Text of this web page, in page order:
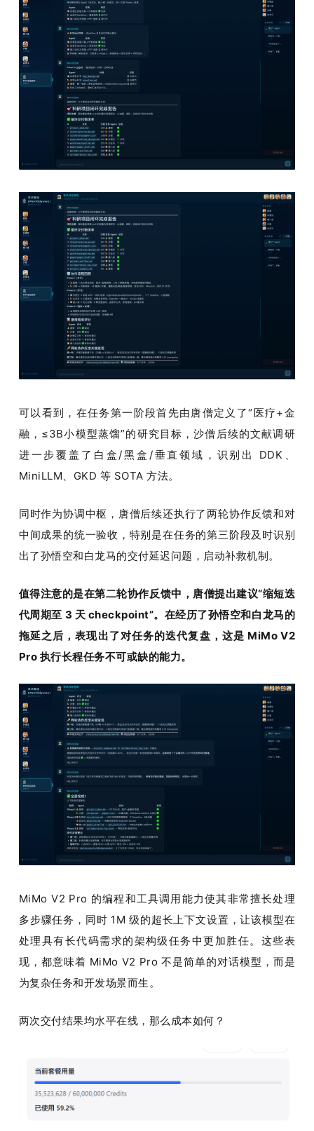
可以看到，在任务第一阶段首先由唐僧定义了“医疗+金
融，≤3B小模型蒸馏”的研究目标，沙僧后续的文献调研
进一步覆盖了白盒/黑盒/垂直领域，识别出 DDK、
MiniLLM、GKD 等 SOTA 方法。
同时作为协调中枢，唐僧后续还执行了两轮协作反馈和对
中间成果的统一验收，特别是在任务的第三阶段及时识别
出了孙悟空和白龙马的交付延迟问题，启动补救机制。
值得注意的是在第二轮协作反馈中，唐僧提出建议“缩短迭
代周期至 3 天 checkpoint”。在经历了孙悟空和白龙马的
拖延之后，表现出了对任务的迭代复盘，这是 MiMo V2
Pro 执行长程任务不可或缺的能力。
MiMo V2 Pro 的编程和工具调用能力使其非常擅长处理
多步骤任务，同时 1M 级的超长上下文设置，让该模型在
处理具有长代码需求的架构级任务中更加胜任。这些表
现，都意味着 MiMo V2 Pro 不是简单的对话模型，而是
为复杂任务和开发场景而生。
两次交付结果均水平在线，那么成本如何？